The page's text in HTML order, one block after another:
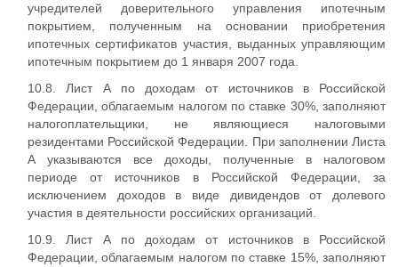
учредителей доверительного управления ипотечным
покрытием, полученным на основании приобретения
ипотечных сертификатов участия, выданных управляющим
ипотечным покрытием до 1 января 2007 года.
10.8. Лист А по доходам от источников в Российской
Федерации, облагаемым налогом по ставке 30%, заполняют
налогоплательщики, не являющиеся налоговыми
резидентами Российской Федерации. При заполнении Листа
А указываются все доходы, полученные в налоговом
периоде от источников в Российской Федерации, за
исключением доходов в виде дивидендов от долевого
участия в деятельности российских организаций.
10.9. Лист А по доходам от источников в Российской
Федерации, облагаемым налогом по ставке 15%, заполняют